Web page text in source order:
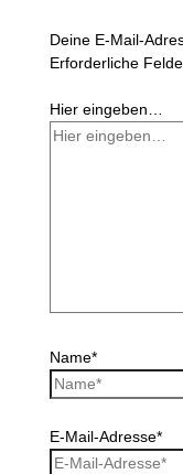
Deine E-Mail-
Erforderliche
Hier eingeben…
Name*
E-Mail-Adresse*